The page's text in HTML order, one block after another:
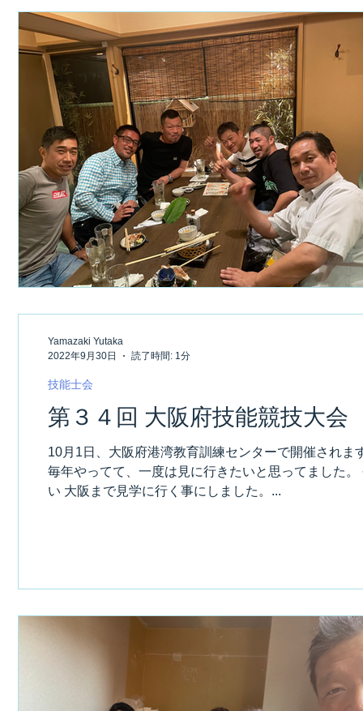
第３４回 大阪府技能競技大会
10月1日、大阪府港湾教育訓練センターで開催され
毎年やってて、一度は見に行きたいと思ってました
い 大阪まで見学に行く事にしました。...
技能士会
Yamazaki Yutaka
2022年9月30日
読了時間: 1分